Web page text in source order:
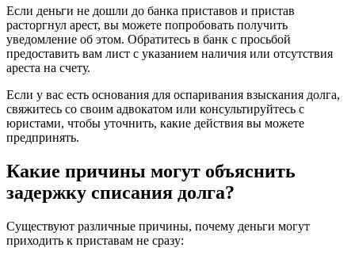
Если деньги не дошли до банка приставов и пристав
расторгнул арест, вы можете попробовать получить
уведомление об этом. Обратитесь в банк с просьбой
предоставить вам лист с указанием наличия или отсутствия
ареста на счету.
Если у вас есть основания для оспаривания взыскания долга,
свяжитесь со своим адвокатом или консультируйтесь с
юристами, чтобы уточнить, какие действия вы можете
предпринять.
Какие причины могут объяснить
задержку списания долга?
Существуют различные причины, почему деньги могут
приходить к приставам не сразу: